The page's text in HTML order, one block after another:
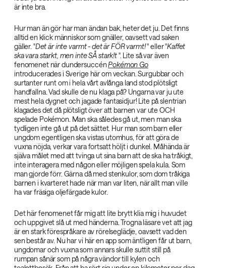
är inte bra.
Hur man än gör har man ändan bak, heter det ju. Det finns
alltid en klick människor som gnäller, oavsett vad saken
gäller. "Det är inte varmt - det är FÖR varmt!‌" eller "Kaffet
ska vara starkt, men inte SÅ stark!t‌". Lite så var även
fenomenet när dundersuccénPokémon Go‌
introducerades i Sverige här om veckan. Surgubbar och
surtanter runt om i hela vårt avlånga land stod plötsligt
handfallna. Vad skulle de nu klaga på? Ungarna var ju ute
mest hela dygnet och jagade fantasidjur! Lite på slentrian
klagades det då plötsligt över att barnen var ute OCH
spelade Pokémon. Man ska således gå ut, men man ska
tydligen inte gå ut på det sättet. Hur man som barn eller
ungdom egentligen ska vistas utomhus, för att göra de
vuxna nöjda, verkar vara fortsatt höljt i dunkel. Måhända är
själva målet med att tvinga ut sina barn att de ska ha tråkigt,
inte interagera med någon eller möjligen spela kula. Som
man gjorde förr. Gärna då med stenkulor, som dom tråkiga
barnen i kvarteret hade när man var liten, när allt man ville
ha var fräsiga oljefärgade kulor.
Det här fenomenet får mig att lite brytt klia mig i huvudet
och uppgivet slå ut med händerna. Trogna läsare vet att jag
är en stark förespråkare av rörelseglädje, oavsett vad den
sen består av. Nu har vi här en app som äntligen får ut barn,
ungdomar och vuxna som annars skulle suttit still på
rumpan sånär som på några vändor till kylen och